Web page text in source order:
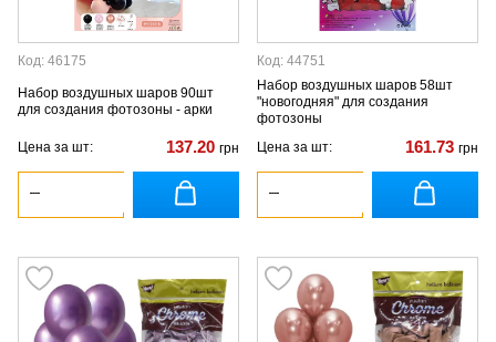
Код: 46175
Набор воздушных шаров 90шт
для создания фотозоны - арки
Цена за шт: 137.20 грн
Код: 44751
Набор воздушных шаров 58шт
"новогодняя" для создания
фотозоны
Цена за шт:
161.73 грн